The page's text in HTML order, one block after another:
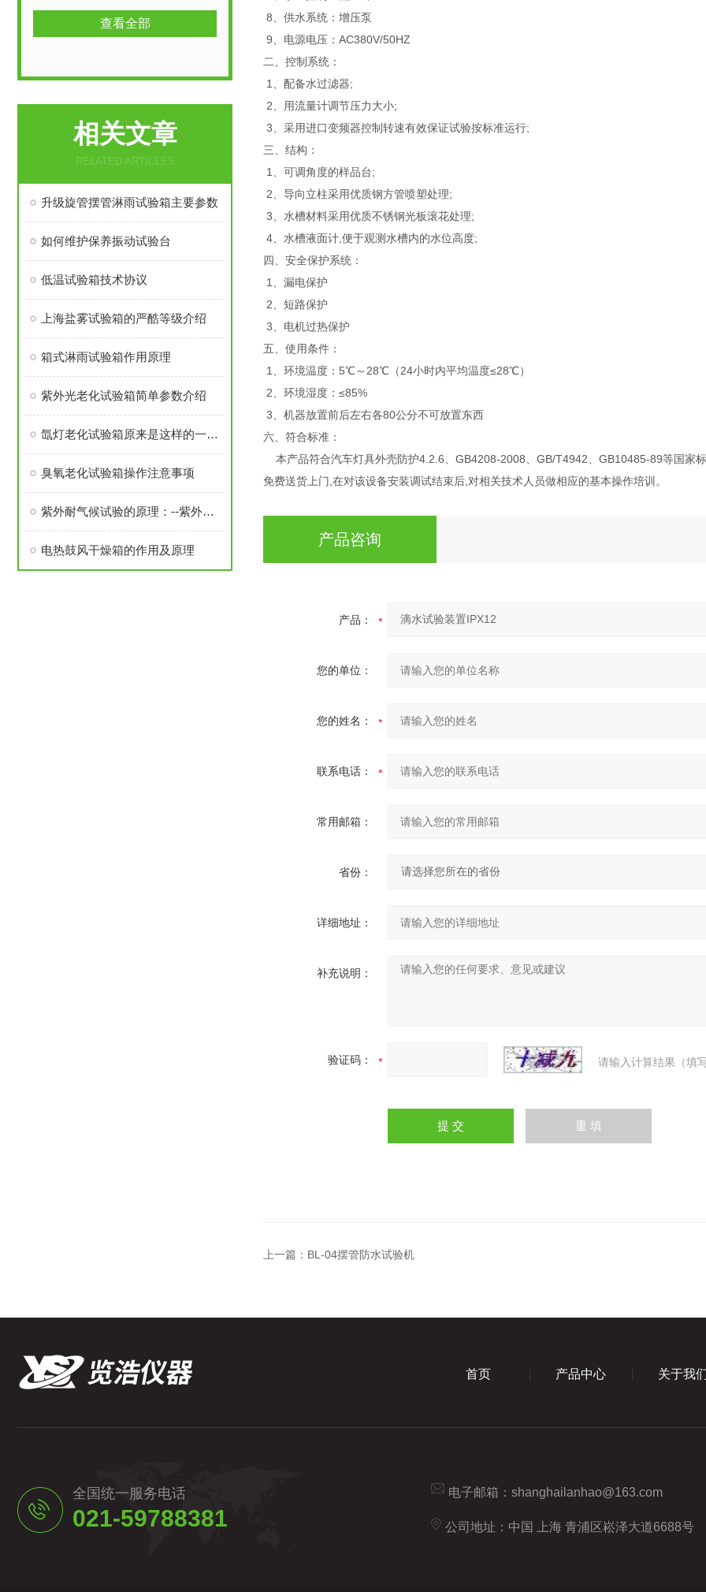
查看全部
相关文章
RELATED ARTICLES
升级旋管摆管淋雨试验箱主要参数
如何维护保养振动试验台
低温试验箱技术协议
上海盐雾试验箱的严酷等级介绍
箱式淋雨试验箱作用原理
紫外光老化试验箱简单参数介绍
氙灯老化试验箱原来是这样的一款产品
臭氧老化试验箱操作注意事项
紫外耐气候试验的原理：--紫外老化试验机
电热鼓风干燥箱的作用及原理
8、供水系统：增压泵
9、电源电压：AC380V/50HZ
二、控制系统：
1、配备水过滤器;
2、用流量计调节压力大小;
3、采用进口变频器控制转速有效保证试验按标准运行;
三、结构：
1、可调角度的样品台;
2、导向立柱采用优质钢方管喷塑处理;
3、水槽材料采用优质不锈钢光板滚花处理;
4、水槽液面计,便于观测水槽内的水位高度;
四、安全保护系统：
1、漏电保护
2、短路保护
3、电机过热保护
五、使用条件：
1、环境温度：5℃～28℃（24小时内平均温度≤28℃）
2、环境湿度：≤85%
3、机器放置前后左右各80公分不可放置东西
六、 符合标准：
本产品符合汽车灯具外壳防护4.2.6、GB4208-2008、GB/T4942、GB10485-89等国家
免费送货上门,在对该设备安装调试结束后,对相关技术人员做相应的基本操作培训。
产品咨询
产品：
您的单位：
您的姓名：
联系电话：
常用邮箱：
省份：
详细地址：
补充说明：
验证码： 请输入计算结果（填
上一篇： BL-04摆管防水试验机
首页 产品中心 关于我
全国统一服务电话
021-59788381
电子邮箱： shanghailanhao@163.com
公司地址：中国 上海 青浦区崧泽大道6688号